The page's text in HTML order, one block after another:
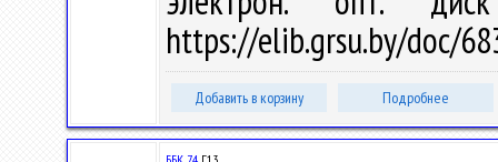
https://elib.grsu.by/doc/
Добавить в корзину Подробнее